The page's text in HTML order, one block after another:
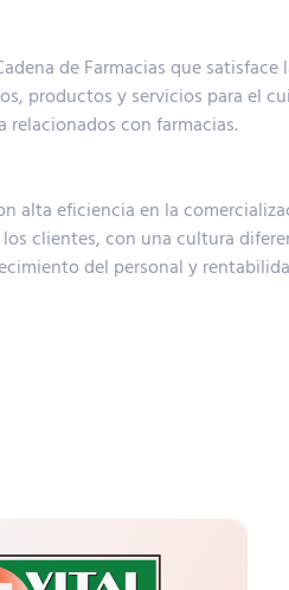
de Farmacias que
productos y servicios para el
relacionados con farmacias.
alta eficiencia en la
clientes, con una cultura
del personal y